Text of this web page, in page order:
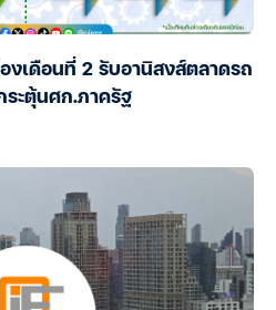
งเดือนที่ 2 รับอานิสงส์ตลาดรถ
ะตุ้นศก.ภาครัฐ